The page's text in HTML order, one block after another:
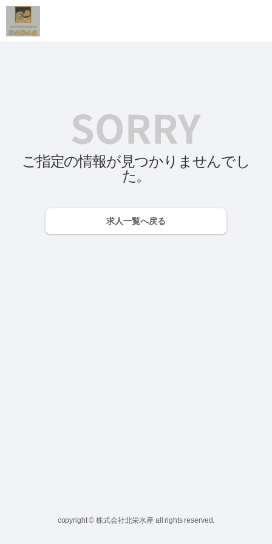
ご指定の情報が見つかりませんでし
た。
求人一覧へ戻る
copyright © 株式会社北栄水産 all rights reserved.